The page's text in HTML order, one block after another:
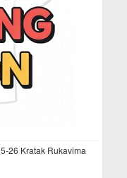
26 Kratak Rukavima